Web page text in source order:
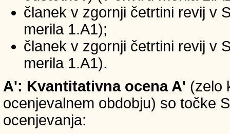
članek v zgornji četrtini revij v
merila 1.A1);
članek v zgornji četrtini revij v
merila 1.A1).
A': Kvantitativna ocena A' (zelo
ocenjevalnem obdobju) so točke
ocenjevanja: